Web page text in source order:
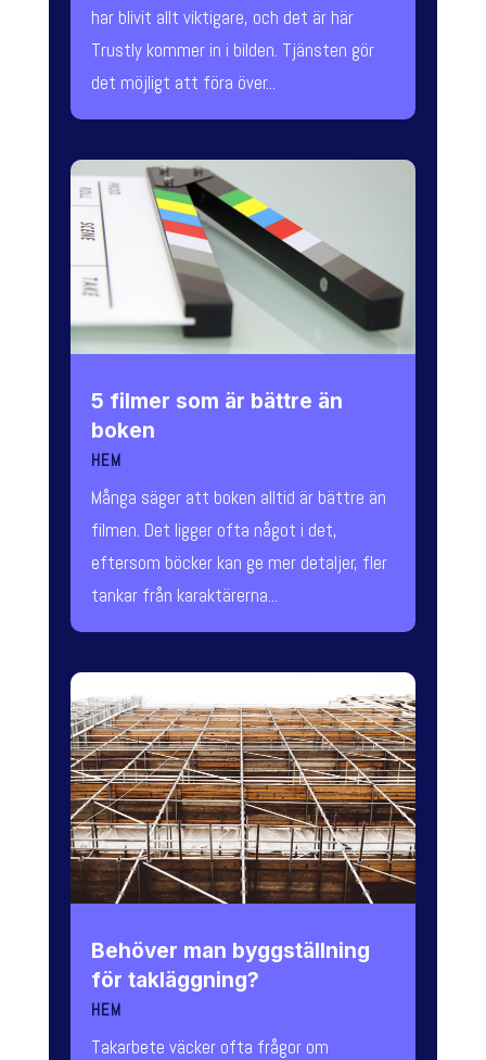
har blivit allt viktigare, och det är här
Trustly kommer in i bilden. Tjänsten gör
det möjligt att föra över...
5 filmer som är bättre än
boken
HEM
Många säger att boken alltid är bättre än
filmen. Det ligger ofta något i det,
eftersom böcker kan ge mer detaljer, fler
tankar från karaktärerna...
Behöver man byggställning
för takläggning?
HEM
Takarbete väcker ofta frågor om